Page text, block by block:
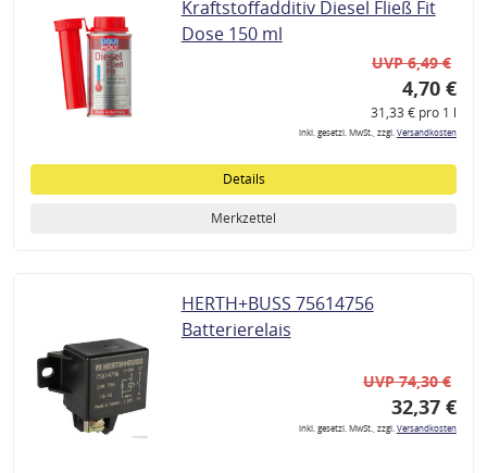
Kraftstoffadditiv Diesel Fließ Fit
Dose 150 ml
UVP 6,49 €
4,70 €
31,33 € pro 1 l
inkl. gesetzl. MwSt., zzgl.Versandkosten
Details
Merkzettel
HERTH+BUSS 75614756
Batterierelais
UVP 74,30 €
32,37 €
inkl. gesetzl. MwSt., zzgl.Versandkosten